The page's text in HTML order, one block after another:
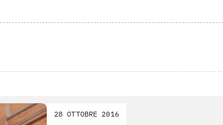
28 OTTOBRE 2016